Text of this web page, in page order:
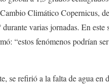
Climático Copernicus,
durante varias jornadas. En
“estos fenómenos podrían
se refirió a la falta de agua en